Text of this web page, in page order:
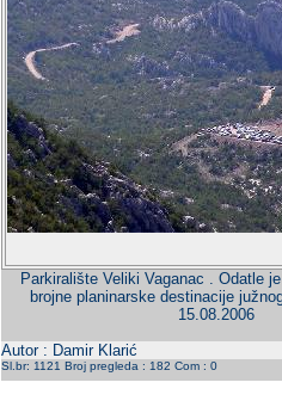
Parkiralište Veliki Vaganac . Odatle
brojne planinarske destinacije
15.08.2006
Autor : Damir Klarić
Sl.br: 1121 Broj pregleda : 182 Com : 0